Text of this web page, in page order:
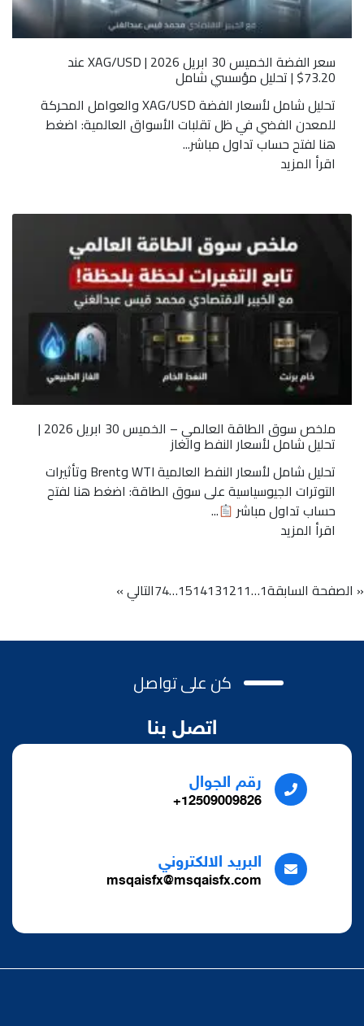
سعر الفضة الخميس 30 ابريل 2026 | XAG/USD عند
73.20$ | تحليل مؤسسي شامل
تحليل شامل لأسعار الفضة XAG/USD والعوامل المحركة
للمعدن الفضي في ظل تقلبات الأسواق العالمية: اضغط
هنا لفتح حساب تداول مباشر...
اقرأ المزيد
ملخص سوق الطاقة العالمي – الخميس 30 ابريل 2026 |
تحليل شامل لأسعار النفط والغاز
تحليل شامل لأسعار النفط العالمية WTI وBrent وتأثيرات
التوترات الجيوسياسية على سوق الطاقة: اضغط هنا لفتح
حساب تداول مباشر
...
اقرأ المزيد
« الصفحة السابقة1
…
11
12
13
14
15
…
74التالي »
كن على تواصل
اتصل بنا
رقم الجوال
12509009826+
البريد الالكتروني
msqaisfx@msqaisfx.com